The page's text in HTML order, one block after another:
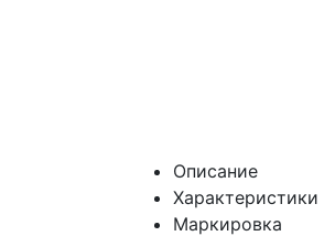
Описание
Характеристики
Маркировка